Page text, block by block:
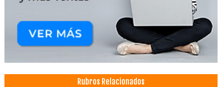
Rubros Relacionados